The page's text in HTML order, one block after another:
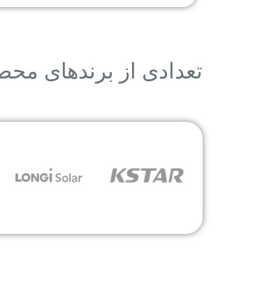
تعدادی از برندهای